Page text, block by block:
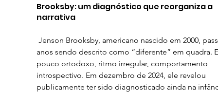
Brooksby: um diagnóstico que reorganiza a
narrativa
anos sendo descrito como “diferente” em quadra.
pouco ortodoxo, ritmo irregular, comportamento
introspectivo. Em dezembro de 2024, ele revelou
publicamente ter sido diagnosticado ainda na